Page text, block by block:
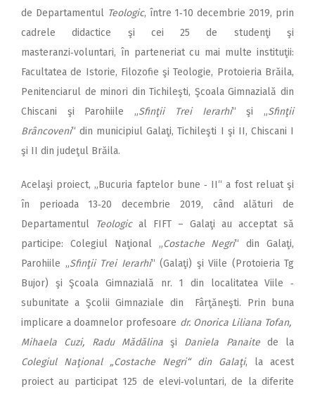
de Departamentul Teologic, între 1‑10 decembrie 2019, prin
cadrele didactice şi cei 25 de studenţi şi
masteranzi‑voluntari, în parteneriat cu mai multe instituţii:
Facultatea de Istorie, Filozofie şi Teologie, Protoieria Brăila,
Penitenciarul de minori din Tichileşti, Şcoala Gimnazială din
Chiscani şi Parohiile „Sfinţii Trei Ierarhi“ şi „Sfinţii
Brâncoveni“ din municipiul Galaţi, Tichileşti I şi II, Chiscani I
şi II din judeţul Brăila.
Acelaşi proiect, „Bucuria faptelor bune ‑ II“ a fost reluat şi
în perioada 13‑20 decembrie 2019, când alături de
Departamentul
Teological FIFT – Galaţi au acceptat să
participe: Colegiul Naţional „Costache Negri“ din Galaţi,
Parohiile „Sfinţii Trei Ierarhi“ (Galaţi) şi Viile (Protoieria Tg
Bujor) şi Şcoala Gimnazială nr. 1 din localitatea Viile ‑
subunitate a Şcolii Gimnaziale din Fârţăneşti. Prin buna
implicare a doamnelor profesoare dr. Onorica Liliana Tofan,
Mihaela Cuzi, Radu Mădălinaşi Daniela Panaite de la
Colegiul Naţional „Costache Negri“ din Galaţi, la acest
proiect au participat 125 de elevi‑voluntari, de la diferite